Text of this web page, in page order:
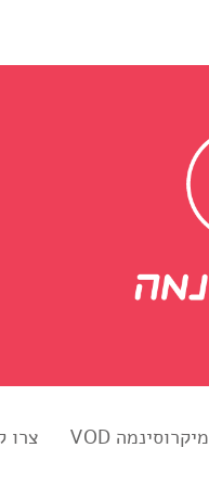
מיקרוסינמה VOD צרו